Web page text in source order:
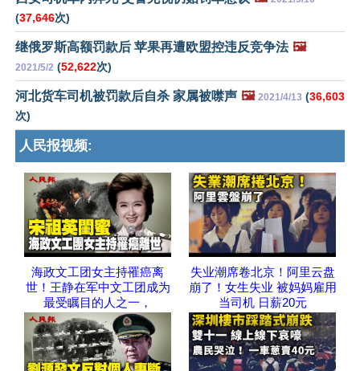
(37,646次)
继俄罗斯高额罚款后 苹果再遭欧盟控违反竞争法 🖼️
2021/5/2 (52,622次)
河北货车司机被罚款后自杀 家属被噤声 🖼️ 2021/4/13 (36,603
次)
人民报视频:
海政文工团女主持罹癌离
世！王静在军中文工团成为
最受瞩目的人之一，
失业潮席卷北京！阿里云盘
崩了！女生失业 被妈妈雇用
当司机 日薪20元